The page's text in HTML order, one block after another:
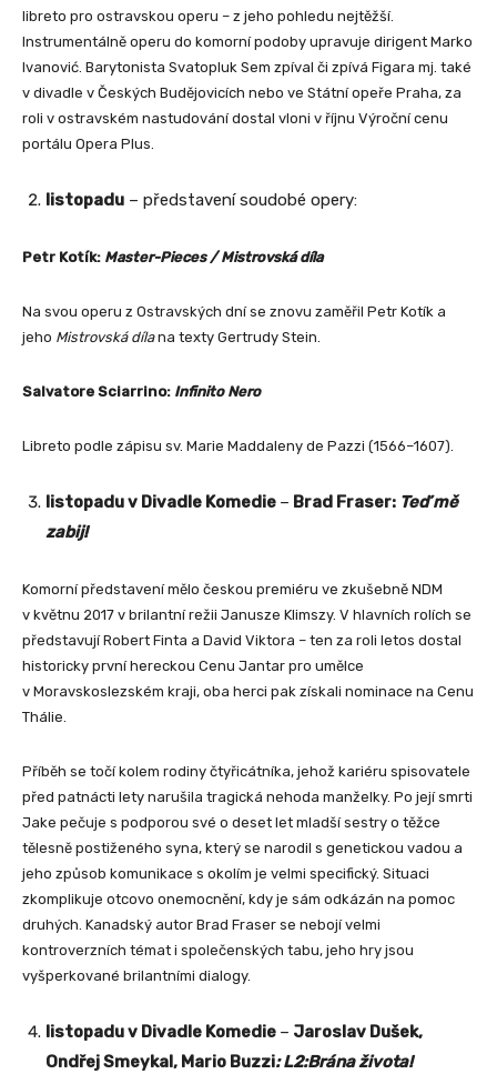
libreto pro ostravskou operu – z jeho pohledu nejtěžší.
Instrumentálně operu do komorní podoby upravuje dirigent Marko
Ivanović. Barytonista Svatopluk Sem zpíval či zpívá Figara mj. také
v divadle v Českých Budějovicích nebo ve Státní opeře Praha, za
roli v ostravském nastudování dostal vloni v říjnu Výroční cenu
portálu Opera Plus.
listopadu – představení soudobé opery:
Petr Kotík: Master-Pieces / Mistrovská díla
Na svou operu z Ostravských dní se znovu zaměřil Petr Kotík a
jeho Mistrovská dílana texty Gertrudy Stein.
Salvatore Sciarrino: Infinito Nero
Libreto podle zápisu sv. Marie Maddaleny de Pazzi (1566–1607).
listopadu v Divadle Komedie – Brad Fraser: Teď mě
zabij!
Komorní představení mělo českou premiéru ve zkušebně NDM
v květnu 2017 v brilantní režii Janusze Klimszy. V hlavních rolích se
představují Robert Finta a David Viktora – ten za roli letos dostal
historicky první hereckou Cenu Jantar pro umělce
v Moravskoslezském kraji, oba herci pak získali nominace na Cenu
Thálie.
Příběh se točí kolem rodiny čtyřicátníka, jehož kariéru spisovatele
před patnácti lety narušila tragická nehoda manželky. Po její smrti
Jake pečuje s podporou své o deset let mladší sestry o těžce
tělesně postiženého syna, který se narodil s genetickou vadou a
jeho způsob komunikace s okolím je velmi specifický. Situaci
zkomplikuje otcovo onemocnění, kdy je sám odkázán na pomoc
druhých. Kanadský autor Brad Fraser se nebojí velmi
kontroverzních témat i společenských tabu, jeho hry jsou
vyšperkované brilantními dialogy.
listopadu v Divadle Komedie – Jaroslav Dušek,
Ondřej Smeykal, Mario Buzzi: L2:Brána života!